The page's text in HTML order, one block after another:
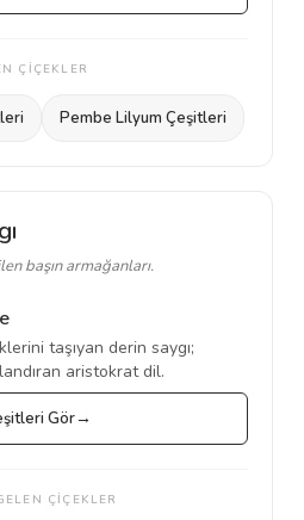
ÇİÇEKLER
Pembe Lilyum Çeşitleri
başın armağanları.
taşıyan derin saygı;
aristokrat dil.
Gör
ÇİÇEKLER